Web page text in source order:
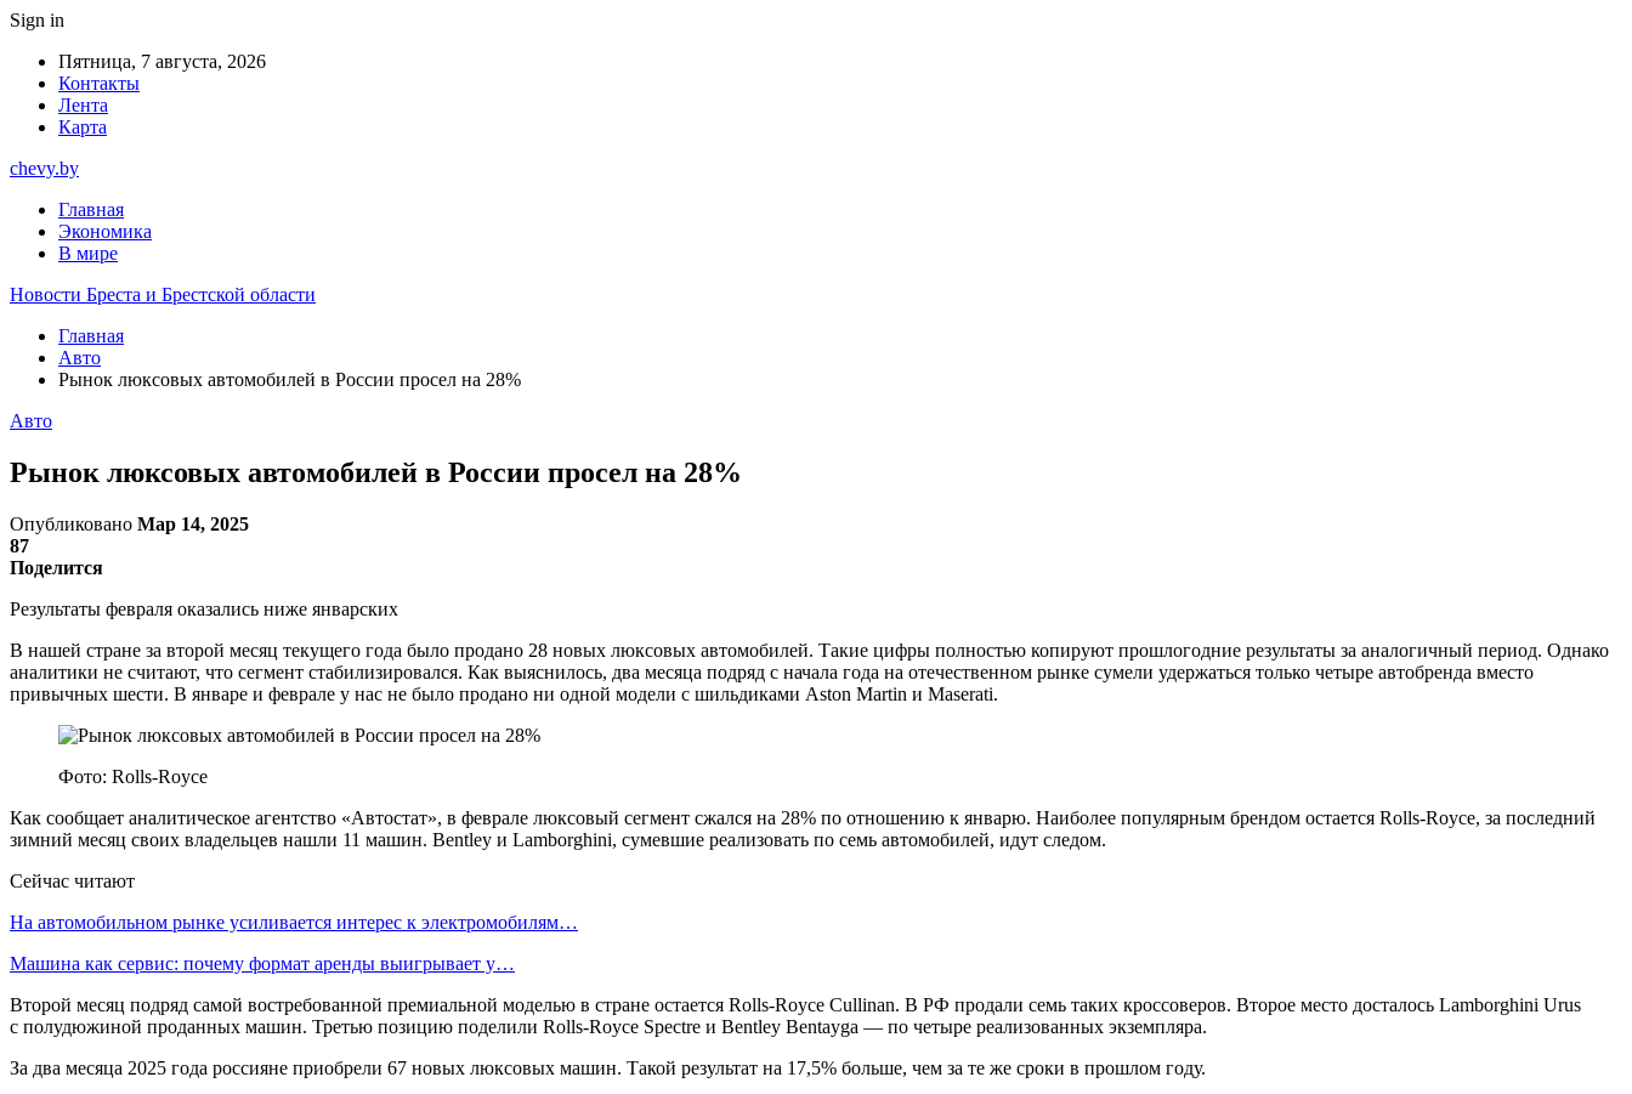
Sign in
Пятница, 7 августа, 2026
Контакты
Лента
Карта
chevy.by
Главная
Экономика
В мире
Новости Бреста и Брестской области
Главная
Авто
Рынок люксовых автомобилей в России просел на 28%
Авто
Рынок люксовых автомобилей в России просел на 28%
Опубликовано Мар 14, 2025
87
Поделится
Результаты февраля оказались ниже январских
В нашей стране за второй месяц текущего года было продано 28 новых люксовых автомобилей. Такие цифры полностью копируют прошлогодние результаты за аналогичный период. Однако
аналитики не считают, что сегмент стабилизировался. Как выяснилось, два месяца подряд с начала года на отечественном рынке сумели удержаться только четыре автобренда вместо
привычных шести. В январе и феврале у нас не было продано ни одной модели с шильдиками Aston Martin и Maserati.
Фото: Rolls-Royce
Как сообщает аналитическое агентство «Автостат», в феврале люксовый сегмент сжался на 28% по отношению к январю. Наиболее популярным брендом остается Rolls-Royce, за последний
зимний месяц своих владельцев нашли 11 машин. Bentley и Lamborghini, сумевшие реализовать по семь автомобилей, идут следом.
Сейчас читают
На автомобильном рынке усиливается интерес к электромобилям…
Машина как сервис: почему формат аренды выигрывает у…
Второй месяц подряд самой востребованной премиальной моделью в стране остается Rolls-Royce Cullinan. В РФ продали семь таких кроссоверов. Второе место досталось Lamborghini Urus
с полудюжиной проданных машин. Третью позицию поделили Rolls-Royce Spectre и Bentley Bentayga — по четыре реализованных экземпляра.
За два месяца 2025 года россияне приобрели 67 новых люксовых машин. Такой результат на 17,5% больше, чем за те же сроки в прошлом году.